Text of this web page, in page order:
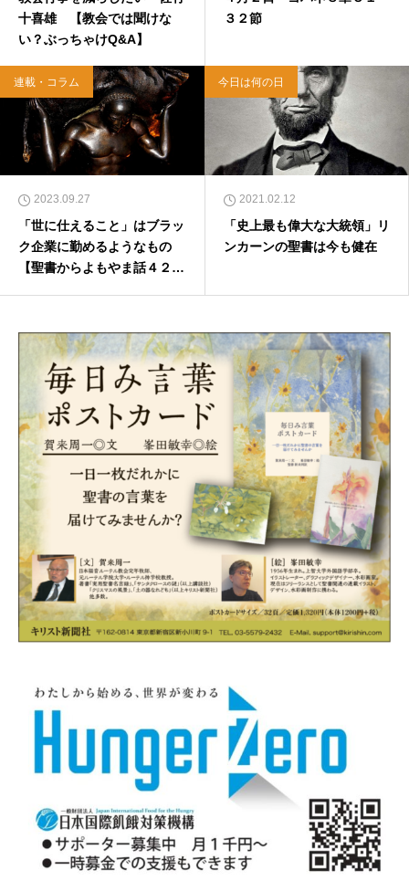
十喜雄 【教会では聞けな
い？ぶっちゃけQ&A】
３２節
連載・コラム
2023.09.27
「世に仕えること」はブラッ
ク企業に勤めるようなもの
【聖書からよもやま話４２
今日は何の日
2021.02.12
「史上最も偉大な大統領」リ
ンカーンの聖書は今も健在